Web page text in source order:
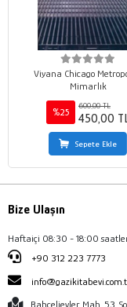
Viyana Chicago
Mimarlık
%25
600,00 TL
450,00
Sepete Ekle
Bize Ulaşın
Haftaiçi 08:30 - 18:00
+90 312 223 7773
Bahçelievler Mah. 53.